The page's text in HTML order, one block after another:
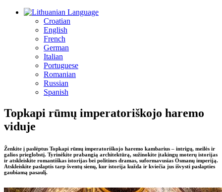
Language
Croatian
English
French
German
Italian
Portuguese
Romanian
Russian
Spanish
Topkapi rūmų imperatoriškojo haremo
viduje
Ženkite į paslėptus Topkapi rūmų imperatoriškojo haremo kambarius – intrigų, meilės ir
galios prieglobstį. Tyrinėkite prabangią architektūrą, sužinokite įtakingų moterų istorijas
ir atskleiskite romantiškas istorijas bei politines dramas, suformavusias Osmanų imperiją.
Atskleiskite paslaptis tarp šventų sienų, kur istorija kužda ir kviečia jus išvysti paslapties
gaubiamą pasaulį.